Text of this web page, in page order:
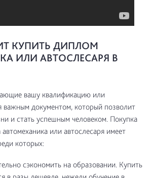
КУПИТЬ ДИПЛОМ
ИЛИ АВТОСЛЕСАРЯ В
вашу квалификацию или
важным документом, который позволит
и стать успешным человеком. Покупка
или автослесаря имеет
которых:
сэкономить на образовании. Купить